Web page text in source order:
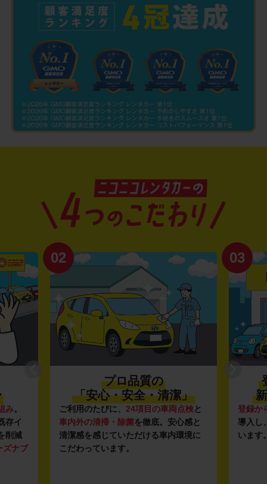
み。
存イ
削減
ズナブ
02
プロ品質の
「安心・安全・清潔」
ご利用のたびに、 24項目の車両点検と
車内外の清掃・除菌を徹底。安心感と
清潔感を感じていただける車内環境に
こだわっています。
03
登録か
導入し
います